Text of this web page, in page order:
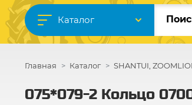
Каталог
Главная Каталог SHANTUI,
075*079-2 Кольцо